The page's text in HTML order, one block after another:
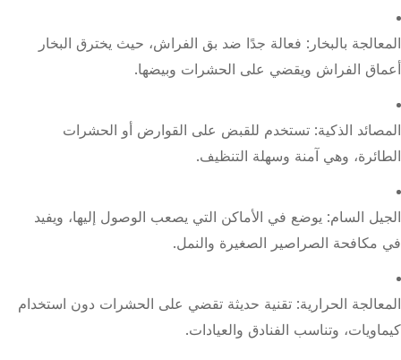
المعالجة بالبخار: فعالة جدًا ضد بق الفراش، حيث يخترق البخار
أعماق الفراش ويقضي على الحشرات وبيضها.
المصائد الذكية: تستخدم للقبض على القوارض أو الحشرات
الطائرة، وهي آمنة وسهلة التنظيف.
الجيل السام: يوضع في الأماكن التي يصعب الوصول إليها، ويفيد
في مكافحة الصراصير الصغيرة والنمل.
المعالجة الحرارية: تقنية حديثة تقضي على الحشرات دون استخدام
كيماويات، وتناسب الفنادق والعيادات.